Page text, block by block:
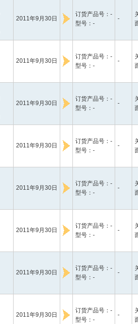
2011年9月30日
订货产品号：-
型号：-
-
2011年9月30日
订货产品号：-
型号：-
-
2011年9月30日
订货产品号：-
型号：-
-
2011年9月30日
订货产品号：-
型号：-
-
2011年9月30日
订货产品号：-
型号：-
-
2011年9月30日
订货产品号：-
型号：-
-
2011年9月30日
订货产品号：-
型号：-
-
2011年9月30日
订货产品号：-
型号：-
-